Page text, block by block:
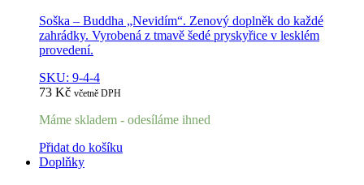
Soška – Buddha „Nevidím“. Zenový doplněk do každé
zahrádky. Vyrobená z tmavě šedé pryskyřice v lesklém
provedení.
SKU: 9-4-4
73 Kč včetně DPH
Máme skladem - odesíláme ihned
Přidat do košíku
Doplňky